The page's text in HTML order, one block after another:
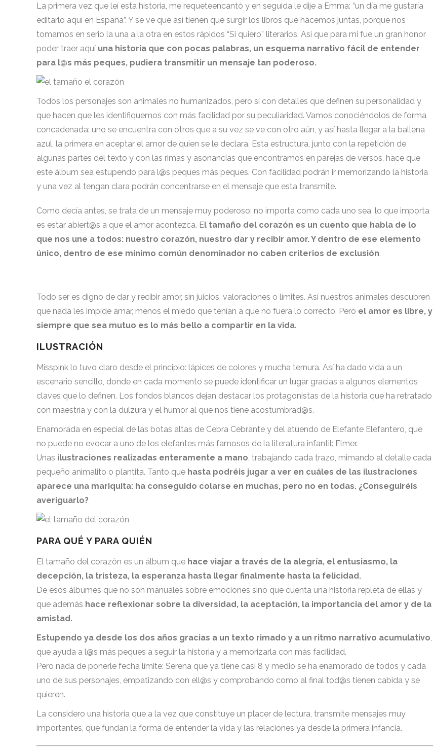
La primera vez que leí esta historia, me requeteencantó y en seguida le dije a Emma: “un día me gustaría
editarlo aquí en España”. Y se ve que así tienen que surgir los libros que hacemos juntas, porque nos
tomamos en serio la una a la otra en estos rápidos “Si quiero” literarios. Así que para mi fue un gran honor
poder traer aquí una historia que con pocas palabras, un esquema narrativo fácil de entender
para l@s más peques, pudiera transmitir un mensaje tan poderoso.
Todos los personajes son animales no humanizados, pero sí con detalles que definen su personalidad y
que hacen que les identifiquemos con más facilidad por su peculiaridad. Vamos conociéndolos de forma
concadenada: uno se encuentra con otros que a su vez se ve con otro aún, y así hasta llegar a la ballena
azul, la primera en aceptar el amor de quien se le declara. Esta estructura, junto con la repetición de
algunas partes del texto y con las rimas y asonancias que encontramos en parejas de versos, hace que
este álbum sea estupendo para l@s peques más peques. Con facilidad podrán ir memorizando la historia
y una vez al tengan clara podrán concentrarse en el mensaje que esta transmite.
Como decía antes, se trata de un mensaje muy poderoso: no importa como cada uno sea, lo que importa
es estar abiert@s a que el amor acontezca. El tamaño del corazón es un cuento que habla de lo
que nos une a todos: nuestro corazón, nuestro dar y recibir amor. Y dentro de ese elemento
único, dentro de ese mínimo común denominador no caben criterios de exclusión.
Todo ser es digno de dar y recibir amor, sin juicios, valoraciones o límites. Así nuestros animales descubren
que nada les impide amar, menos el miedo que tenían a que no fuera lo correcto. Pero el amor es libre, y
siempre que sea mutuo es lo más bello a compartir en la vida.
ILUSTRACIÓN
Misspink lo tuvo claro desde el principio: lápices de colores y mucha ternura. Así ha dado vida a un
escenario sencillo, donde en cada momento se puede identificar un lugar gracias a algunos elementos
claves que lo definen. Los fondos blancos dejan destacar los protagonistas de la historia que ha retratado
con maestría y con la dulzura y el humor al que nos tiene acostumbrad@s.
Enamorada en especial de las botas altas de Cebra Cebrante y del atuendo de Elefante Elefantero, que
no puede no evocar a uno de los elefantes más famosos de la literatura infantil: Elmer.
Unas ilustraciones realizadas enteramente a mano, trabajando cada trazo, mimando al detalle cada
pequeño animalito o plantita. Tanto que hasta podréis jugar a ver en cuáles de las ilustraciones
aparece una mariquita: ha conseguido colarse en muchas, pero no en todas. ¿Conseguiréis
averiguarlo?
PARA QUÉ Y PARA QUIÉN
El tamaño del corazón es un álbum que hace viajar a través de la alegría, el entusiasmo, la
decepción, la tristeza, la esperanza hasta llegar finalmente hasta la felicidad.
De esos álbumes que no son manuales sobre emociones sino que cuenta una historia repleta de ellas y
que además hace reflexionar sobre la diversidad, la aceptación, la importancia del amor y de la
amistad.
Estupendo ya desde los dos años gracias a un texto rimado y a un ritmo narrativo acumulativo,
que ayuda a l@s más peques a seguir la historia y a memorizarla con más facilidad.
Pero nada de ponerle fecha límite: Serena que ya tiene casi 8 y medio se ha enamorado de todos y cada
uno de sus personajes, empatizando con ell@s y comprobando como al final tod@s tienen cabida y se
quieren.
La considero una historia que a la vez que constituye un placer de lectura, transmite mensajes muy
importantes, que fundan la forma de entender la vida y las relaciones ya desde la primera infancia.